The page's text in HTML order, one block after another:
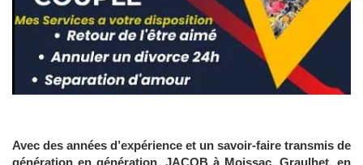
Avec des années d’expérience et un savoir-faire transmis de